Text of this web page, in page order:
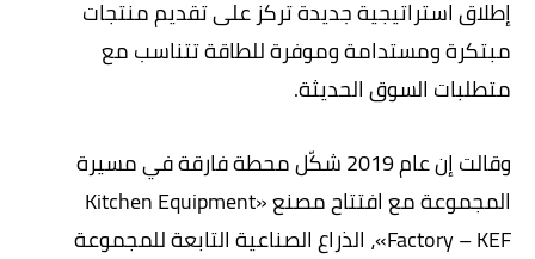
إطلاق استراتيجية جديدة تركز على تقديم منتجات
مبتكرة ومستدامة وموفرة للطاقة تتناسب مع
متطلبات السوق الحديثة.
وقالت إن عام 2019 شكّل محطة فارقة في مسيرة
المجموعة مع افتتاح مصنع «Kitchen Equipment
Factory – KEF»، الذراع الصناعية التابعة للمجموعة